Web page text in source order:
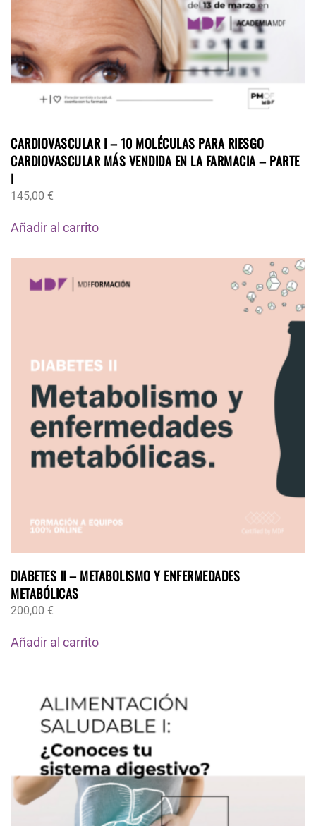
CARDIOVASCULAR I – 10 MOLÉCULAS PARA RIESGO
CARDIOVASCULAR MÁS VENDIDA EN LA FARMACIA – PARTE
I
145,00 €
Añadir al carrito
DIABETES II – METABOLISMO Y ENFERMEDADES
METABÓLICAS
200,00 €
Añadir al carrito